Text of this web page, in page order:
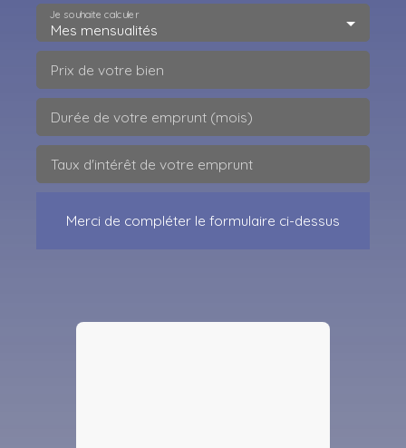
Mes mensualités
Je souhaite calculer
Prix de votre bien
Durée de votre emprunt (mois)
Taux d'intérêt de votre emprunt
Merci de compléter le formulaire ci-dessus